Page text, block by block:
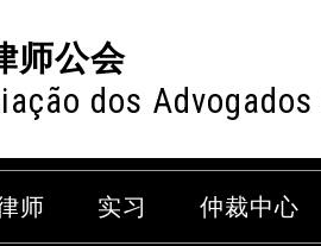
师公会
dos
师 实习 仲裁中心